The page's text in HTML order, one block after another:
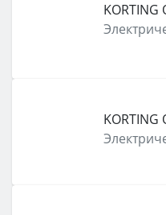
KORTING
KORTING